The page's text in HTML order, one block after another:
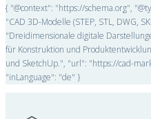
{ "@context": "https://schema.org",
"CAD 3D-Modelle (STEP, STL, DWG,
"Dreidimensionale digitale
für Konstruktion und
und SketchUp.", "url": "https://cad-
"inLanguage": "de" }